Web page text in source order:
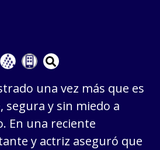
una vez más que es
y sin miedo a
En una reciente
y actriz aseguró que